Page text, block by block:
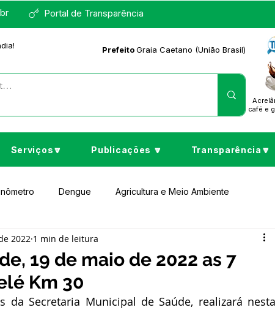
Portal de Transparência
PrefeitoGraia Caetano (União Brasil)
café e
Serviços🔽 Publicações 🔽 Transparência🔽
Dengue Agricultura e Meio Ambiente
Educação Assistência Social
Expoacrelandia
19 de maio de 2022 as 7
Km 30
2022 1 min de leitura
da Secretaria Municipal de Saúde, realizará nesta